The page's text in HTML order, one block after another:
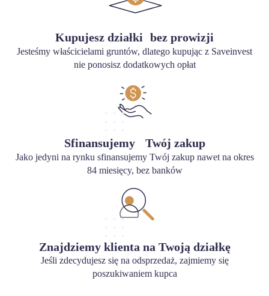
Kupujesz działki bez prowizji
Jesteśmy właścicielami gruntów, dlatego kupując z Saveinvest
nie ponosisz dodatkowych opłat
Sfinansujemy Twój zakup
Jako jedyni na rynku sfinansujemy Twój zakup nawet na okres
84 miesięcy, bez banków
Znajdziemy klienta na Twoją działkę
Jeśli zdecydujesz się na odsprzedaż, zajmiemy się
poszukiwaniem kupca